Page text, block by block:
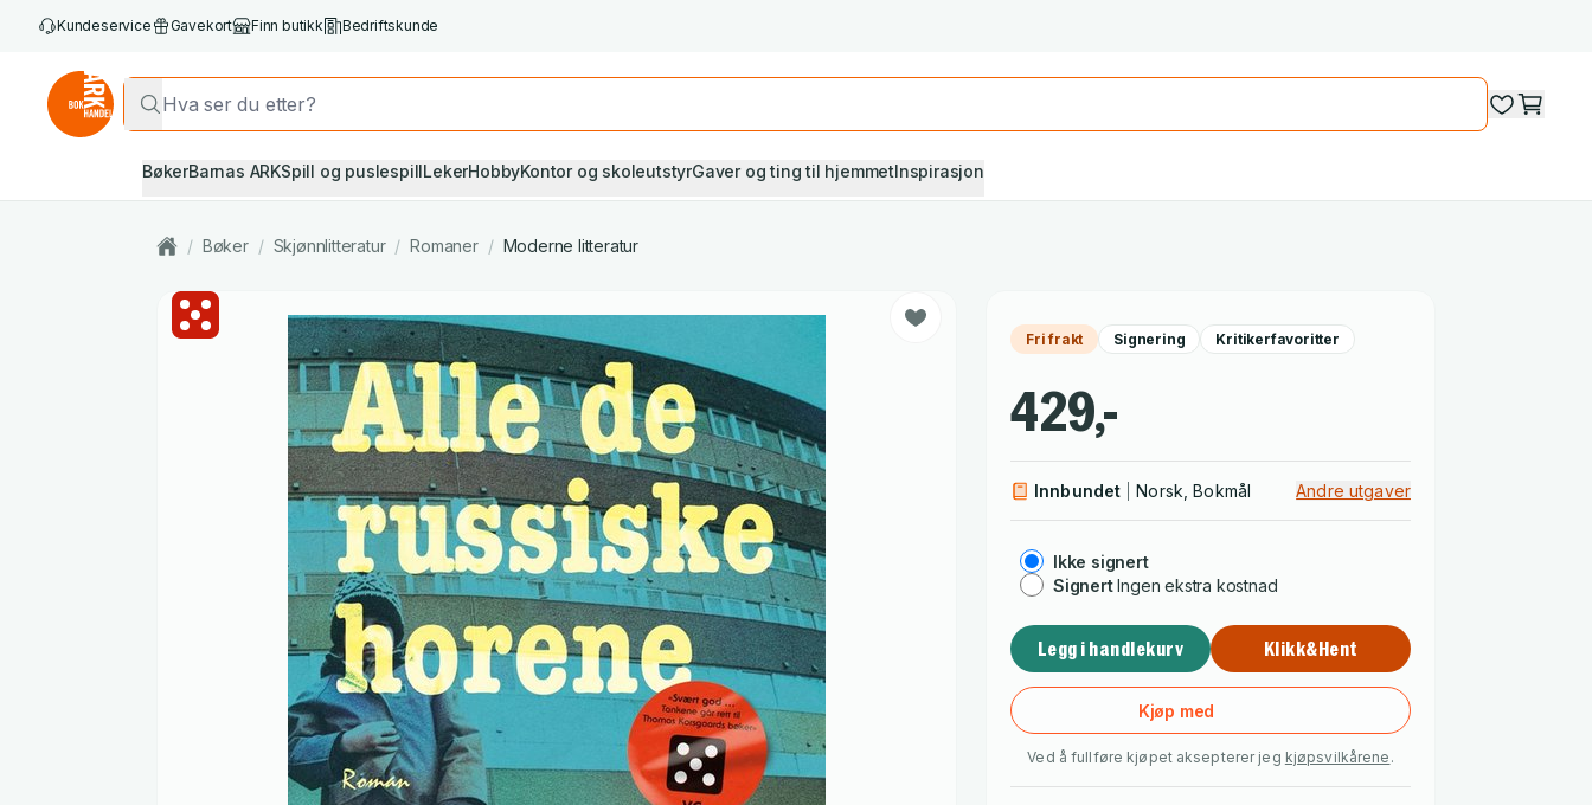
Kundeservice Gavekort Finn butikk Bedriftskunde
BøkerBarnas ARKSpill og puslespillLekerHobbyKontor og skoleutstyrGaver og ting til hjemmetInspirasjon
/ Bøker / Skjønnlitteratur / Romaner / Moderne litteratur
Fri frakt Signering Kritikerfavoritter
429,-
Innbundet Norsk, Bokmål Andre utgaver
Ikke signert
Signert Ingen ekstra kostnad
Skriv navnet på personen boka skal signeres til*
Legg i handlekurv Klikk&Hent
Kjøp med
Ved å fullføre kjøpet aksepterer jeg kjøpsvilkårene .